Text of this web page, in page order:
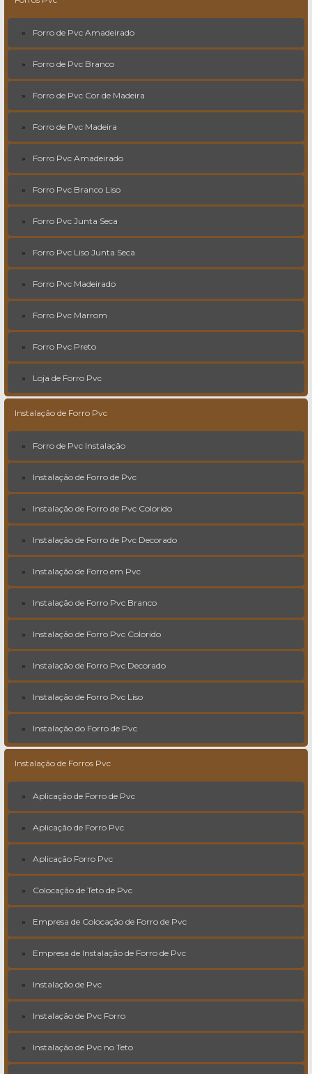
Forro de Pvc Amadeirado
Forro de Pvc Branco
Forro de Pvc Cor de Madeira
Forro de Pvc Madeira
Forro Pvc Amadeirado
Forro Pvc Branco Liso
Forro Pvc Junta Seca
Forro Pvc Liso Junta Seca
Forro Pvc Madeirado
Forro Pvc Marrom
Forro Pvc Preto
Loja de Forro Pvc
Instalação de Forro Pvc
Forro de Pvc Instalação
Instalação de Forro de Pvc
Instalação de Forro de Pvc Colorido
Instalação de Forro de Pvc Decorado
Instalação de Forro em Pvc
Instalação de Forro Pvc Branco
Instalação de Forro Pvc Colorido
Instalação de Forro Pvc Decorado
Instalação de Forro Pvc Liso
Instalação do Forro de Pvc
Instalação de Forros Pvc
Aplicação de Forro de Pvc
Aplicação de Forro Pvc
Aplicação Forro Pvc
Colocação de Teto de Pvc
Empresa de Colocação de Forro de Pvc
Empresa de Instalação de Forro de Pvc
Instalação de Pvc
Instalação de Pvc Forro
Instalação de Pvc no Teto